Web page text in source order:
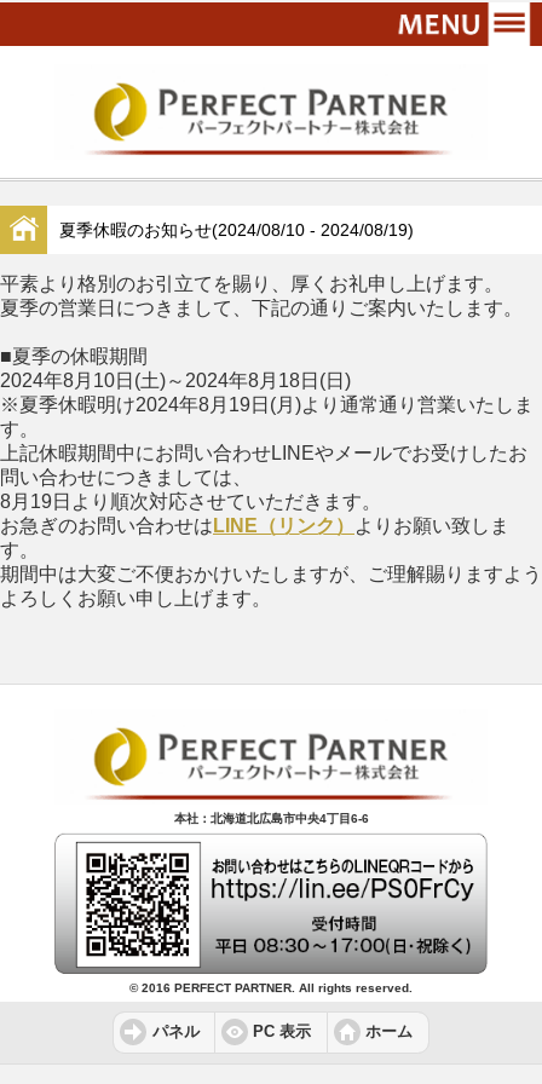
夏季休暇のお知らせ(2024/08/10 - 2024/08/19)
平素より格別のお引立てを賜り、厚くお礼申し上げます。
夏季の営業日につきまして、下記の通りご案内いたします。
■夏季の休暇期間
2024年8月10日(土)～2024年8月18日(日)
※夏季休暇明け2024年8月19日(月)より通常通り営業いたしま
す。
上記休暇期間中にお問い合わせLINEやメールでお受けしたお
問い合わせにつきましては、
8月19日より順次対応させていただきます。
お急ぎのお問い合わせは LINE（リンク）
よりお願い致しま
す。
期間中は大変ご不便おかけいたしますが、ご理解賜りますよう
よろしくお願い申し上げます。
本社：北海道北広島市中央4丁目6-6
© 2016 PERFECT PARTNER. All rights reserved.
パネル PC 表示 ホーム